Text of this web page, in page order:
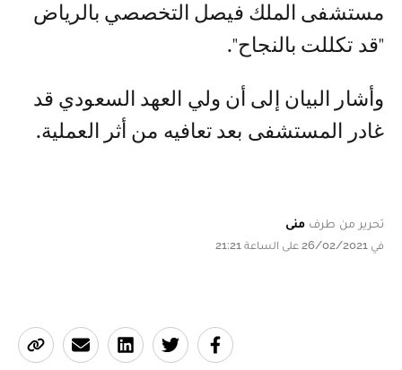
مستشفى الملك فيصل التخصصي بالرياض
"قد تكللت بالنجاح".
وأشار البيان إلى أن ولي العهد السعودي قد
غادر المستشفى بعد تعافيه من أثر العملية.
تحرير من طرف منى
في 26/02/2021 على الساعة 21:21